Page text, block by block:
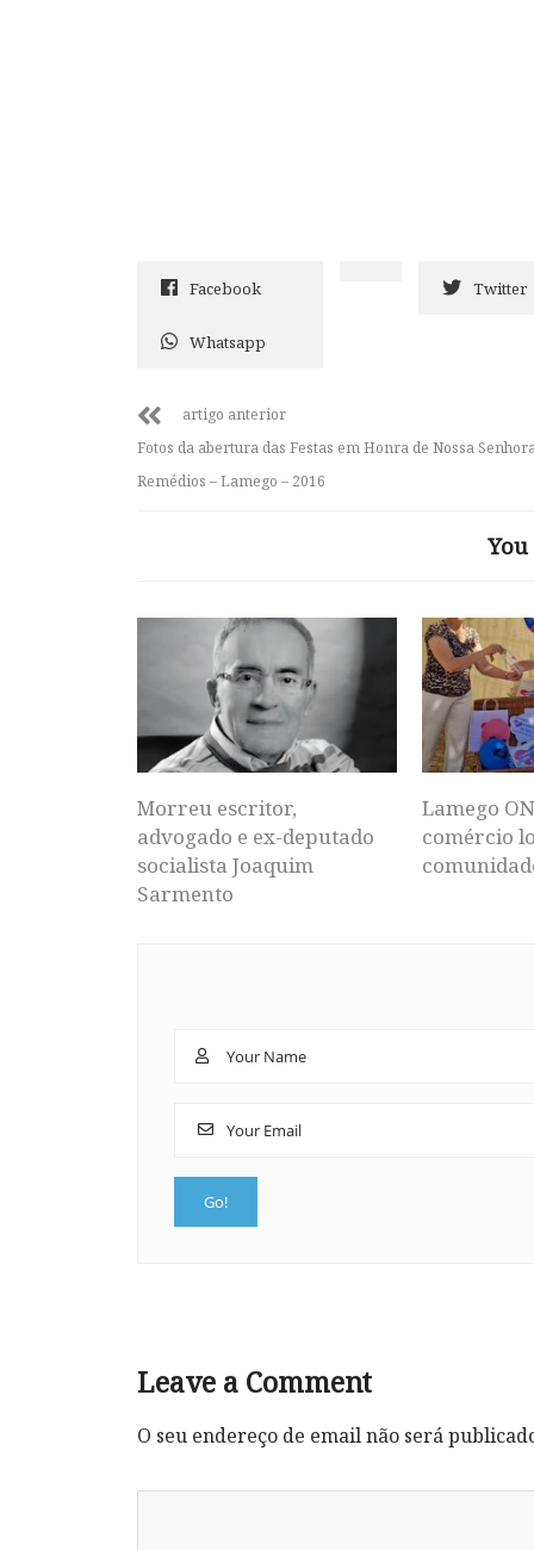
Facebook Twitter
Whatsapp
artigo anterior
Fotos da abertura das Festas em Honra de Nossa
Remédios – Lamego – 2016
Morreu escritor,
advogado e ex-deputado
socialista Joaquim
Sarmento
Lamego
comércio
Leave a Comment
O seu endereço de email não será